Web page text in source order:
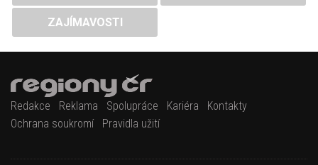
ZAJÍMAVOSTI
Redakce Reklama Spolupráce Kariéra
Kontakty
Ochrana soukromí
Pravidla užití